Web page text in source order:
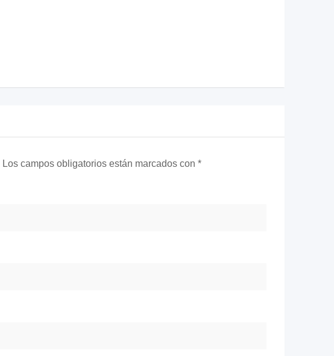
Los campos obligatorios están marcados con *